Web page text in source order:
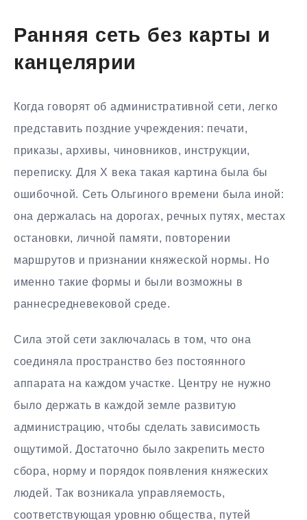
Ранняя сеть без карты и
канцелярии
Когда говорят об административной сети, легко
представить поздние учреждения: печати,
приказы, архивы, чиновников, инструкции,
переписку. Для X века такая картина была бы
ошибочной. Сеть Ольгиного времени была иной:
она держалась на дорогах, речных путях, местах
остановки, личной памяти, повторении
маршрутов и признании княжеской нормы. Но
именно такие формы и были возможны в
раннесредневековой среде.
Сила этой сети заключалась в том, что она
соединяла пространство без постоянного
аппарата на каждом участке. Центру не нужно
было держать в каждой земле развитую
администрацию, чтобы сделать зависимость
ощутимой. Достаточно было закрепить место
сбора, норму и порядок появления княжеских
людей. Так возникала управляемость,
соответствующая уровню общества, путей